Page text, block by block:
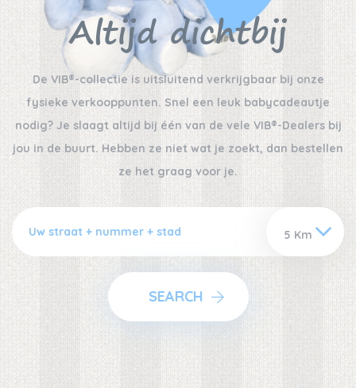
Altijd dichtbij
De VIB®-collectie is uitsluitend verkrijgbaar bij onze
fysieke verkooppunten. Snel een leuk babycadeautje
nodig? Je slaagt altijd bij één van de vele VIB®-Dealers bij
jou in de buurt. Hebben ze niet wat je zoekt, dan bestellen
ze het graag voor je.
SEARCH